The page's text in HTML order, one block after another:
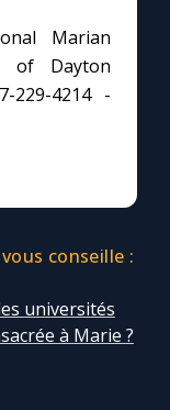
Marian
of Dayton
229-4214 -
conseille :
universités
à Marie ?